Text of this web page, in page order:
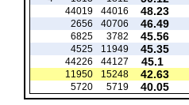
48.23
44016
44019
46.49
40706
2656
45.56
3782
6825
45.35
11949
4525
45.1
44127
44226
42.63
15248
11950
40.05
5719
5720